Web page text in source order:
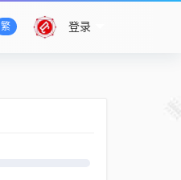
登录
繁